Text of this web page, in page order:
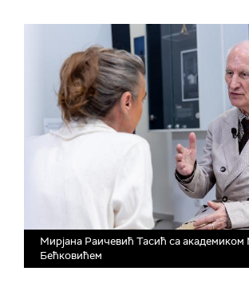
Мирјана Раичевић Тасић са академиком
Бећковићем